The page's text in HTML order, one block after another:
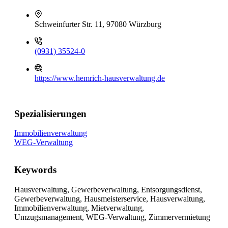
Schweinfurter Str. 11, 97080 Würzburg
(0931) 35524-0
https://www.hemrich-hausverwaltung.de
Spezialisierungen
Immobilienverwaltung
WEG-Verwaltung
Keywords
Hausverwaltung, Gewerbeverwaltung, Entsorgungsdienst,
Gewerbeverwaltung, Hausmeisterservice, Hausverwaltung,
Immobilienverwaltung, Mietverwaltung,
Umzugsmanagement, WEG-Verwaltung, Zimmervermietung